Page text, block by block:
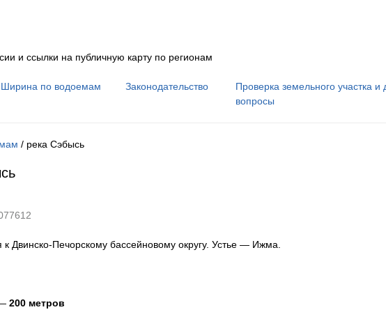
и ссылки на публичную карту по регионам
Ширина по водоемам Законодательство
Проверка земельного участка и
вопросы
/ рекаСэбысь
Двинско-Печорскому бассейновому округу. Устье — Ижма.
200 метров